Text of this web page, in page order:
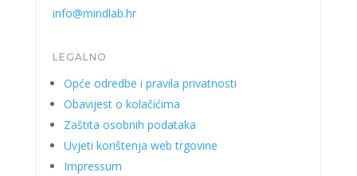
info@mindlab.hr
LEGALNO
Opće odredbe i pravila privatnosti
Obavijest o kolačićima
Zaštita osobnih podataka
Uvjeti korištenja web trgovine
Impressum